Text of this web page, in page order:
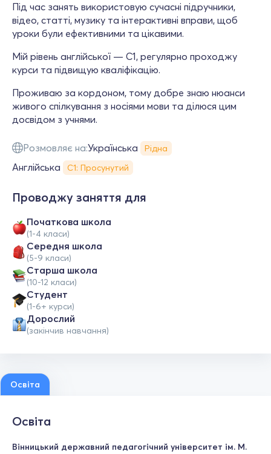
Під час занять використовую сучасні підручники,
відео, статті, музику та інтерактивні вправи, щоб
уроки були ефективними та цікавими.
Мій рівень англійської — C1, регулярно проходжу
курси та підвищую кваліфікацію.
Проживаю за кордоном, тому добре знаю нюанси
живого спілкування з носіями мови та ділюся цим
досвідом з учнями.
Розмовляє на:Українська Рідна
Англійська С1: Просунутий
Проводжу заняття для
Початкова школа
(1-4 класи)
Середня школа
(5-9 класи)
Старша школа
(10-12 класи)
Студент
(1-6+ курси)
Дорослий
(закінчив навчання)
Освіта
Освіта
Вінницький державний педагогічний університет ім. М.